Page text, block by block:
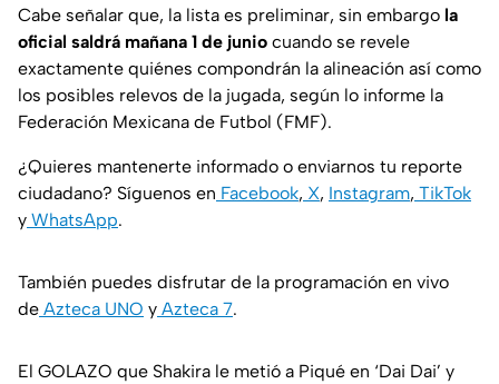
Cabe señalar que, la lista es preliminar, sin embargo la
oficial saldrá mañana 1 de junio cuando se revele
exactamente quiénes compondrán la alineación así como
los posibles relevos de la jugada, según lo informe la
Federación Mexicana de Futbol (FMF).
¿Quieres mantenerte informado o enviarnos tu reporte
ciudadano? Síguenos en Facebook, X, Instagram, TikTok
y WhatsApp.
También puedes disfrutar de la programación en vivo
de Azteca UNO y Azteca 7.
El GOLAZO que Shakira le metió a Piqué en ‘Dai Dai’ y